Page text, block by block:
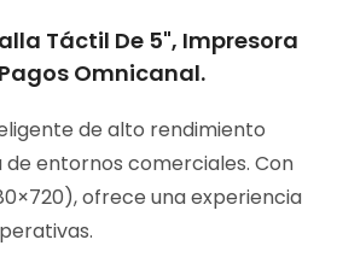
Táctil De 5", Impresora
Omnicanal.
de alto rendimiento
entornos comerciales. Con
ofrece una experiencia